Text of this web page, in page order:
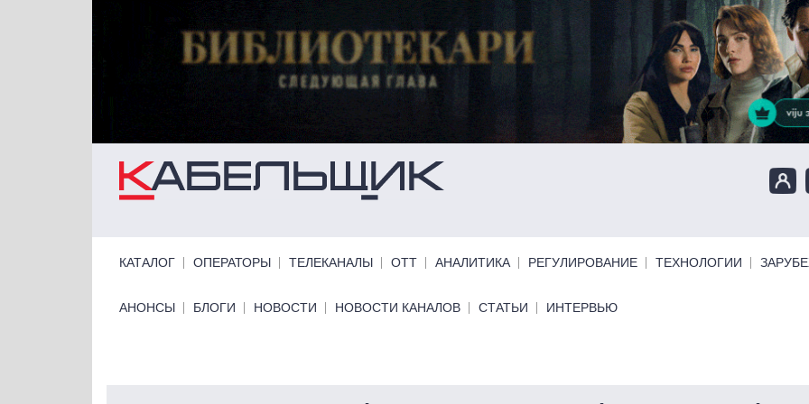
КАТАЛОГ ОПЕРАТОРЫ ТЕЛЕКАНАЛЫ ОТТ АНАЛИТИКА РЕГУЛИРОВАНИЕ ТЕХНОЛОГИИ
Primary links bottom
АНОНСЫ БЛОГИ НОВОСТИ НОВОСТИ КАНАЛОВ СТАТЬИ ИНТЕРВЬЮ